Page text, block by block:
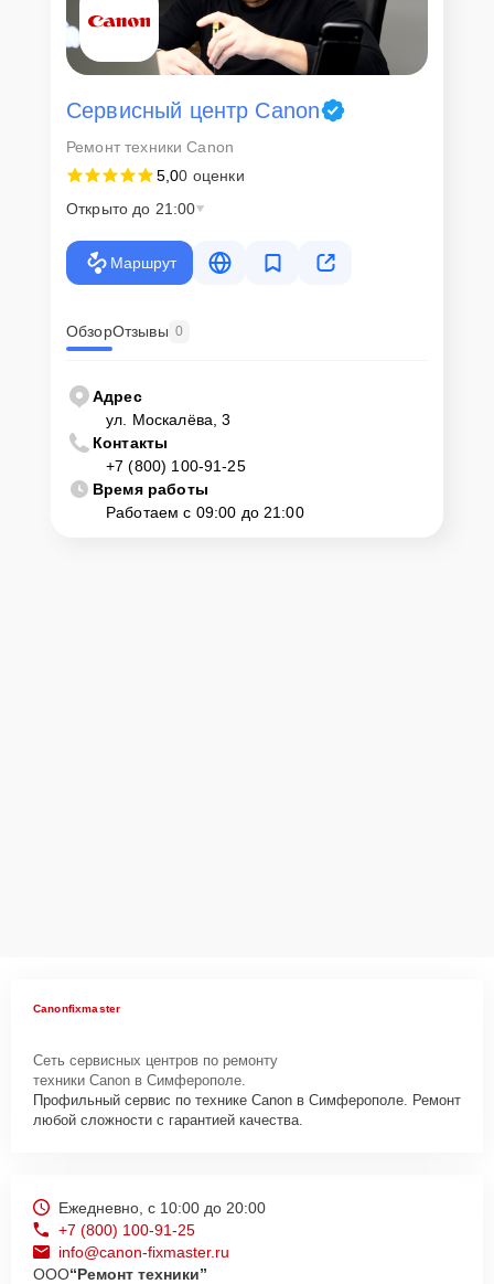
Сервисный центр Canon
Ремонт техники Canon
5,00 оценки
Открыто до 21:00
Маршрут
ОбзорОтзывы 0
Адрес
ул. Москалёва, 3
Контакты
+7 (800) 100-91-25
Время работы
Работаем с 09:00 до 21:00
Canonfixmaster
Сеть сервисных центров по ремонту
техники Canon в Симферополе.
Профильный сервис по технике Canon в Симферополе. Ремонт
любой сложности с гарантией качества.
Ежедневно, с 10:00 до 20:00
+7 (800) 100-91-25
info@canon-fixmaster.ru
ООО“Ремонт техники”